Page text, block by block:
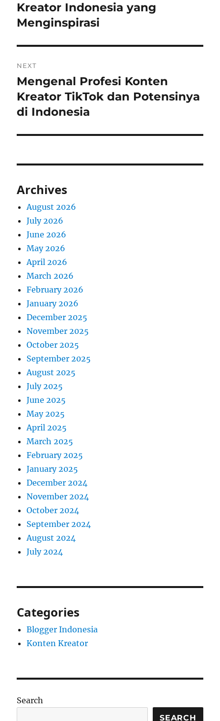
post:
Kreator Indonesia yang
Menginspirasi
NEXT
Next
post:
Mengenal Profesi Konten
Kreator TikTok dan Potensinya
di Indonesia
Archives
August 2026
July 2026
June 2026
May 2026
April 2026
March 2026
February 2026
January 2026
December 2025
November 2025
October 2025
September 2025
August 2025
July 2025
June 2025
May 2025
April 2025
March 2025
February 2025
January 2025
December 2024
November 2024
October 2024
September 2024
August 2024
July 2024
Categories
Blogger Indonesia
Konten Kreator
Search
SEARCH